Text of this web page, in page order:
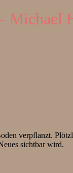
Michael
verpflanzt.
sichtbar wird.